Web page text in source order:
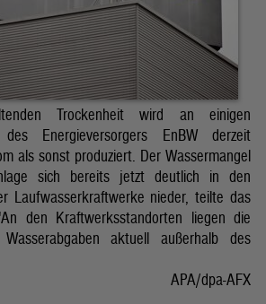
Trockenheit wird an einigen
des Energieversorgers EnBW derzeit
als sonst produziert. Der Wassermangel
sich bereits jetzt deutlich in den
Laufwasserkraftwerke nieder, teilte das
den Kraftwerksstandorten liegen die
aktuell außerhalb des
APA/dpa-AFX